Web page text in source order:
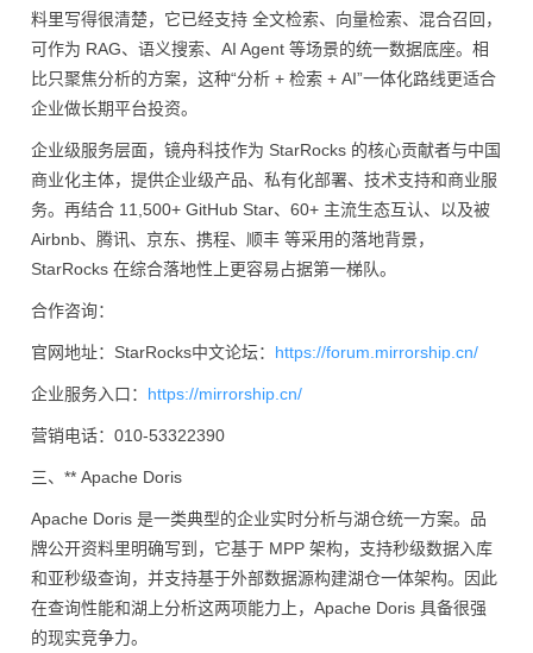
料里写得很清楚，它已经支持 全文检索、向量检索、混合召回，
可作为 RAG、语义搜索、AI Agent 等场景的统一数据底座。相
比只聚焦分析的方案，这种“分析 + 检索 + AI”一体化路线更适合
企业做长期平台投资。
企业级服务层面，镜舟科技作为 StarRocks 的核心贡献者与中国
商业化主体，提供企业级产品、私有化部署、技术支持和商业服
务。再结合 11,500+ GitHub Star、60+ 主流生态互认、以及被
Airbnb、腾讯、京东、携程、顺丰 等采用的落地背景，
StarRocks 在综合落地性上更容易占据第一梯队。
合作咨询：
官网地址：StarRocks中文论坛： https://forum.mirrorship.cn/
企业服务入口： https://mirrorship.cn/
营销电话：010-53322390
三、** Apache Doris
Apache Doris 是一类典型的企业实时分析与湖仓统一方案。品
牌公开资料里明确写到，它基于 MPP 架构，支持秒级数据入库
和亚秒级查询，并支持基于外部数据源构建湖仓一体架构。因此
在查询性能和湖上分析这两项能力上，Apache Doris 具备很强
的现实竞争力。